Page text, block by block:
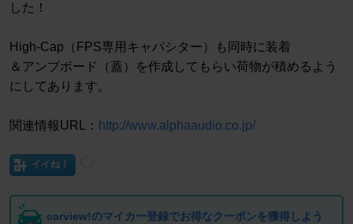
した！
High-Cap（FPS専用キャパシター）も同時に装着
＆アンプボード（蓋）を作成してもらい荷物が積めるよう
にしてあります。
関連情報URL： http://www.alphaaudio.co.jp/
イイね！
carview!のマイカー登録でお得なクーポンを獲得しよう